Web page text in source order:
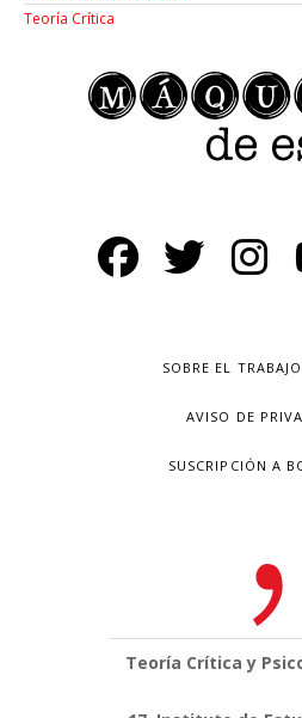
Teoría Crítica
SOBRE EL
AVISO DE
SUSCRIPCIÓN A
Teoría Crítica y